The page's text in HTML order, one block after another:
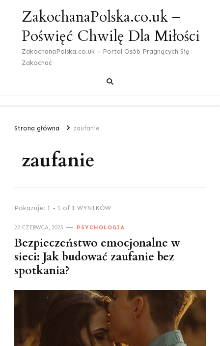
ZakochanaPolska.co.uk –
Poświęć Chwilę Dla Miłości
ZakochanaPolska.co.uk – Portal Osób Pragnących Się
Zakochać
Strona główna zaufanie
zaufanie
Pokazuje: 1 - 1 of 1 WYNIKÓW
22 CZERWCA, 2025 PSYCHOLOGIA
Bezpieczeństwo emocjonalne w
sieci: Jak budować zaufanie bez
spotkania?